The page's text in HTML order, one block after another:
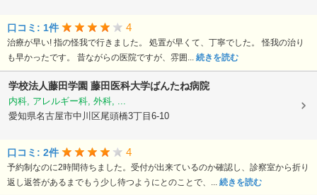
口コミ: 1件 4
治療が早い! 指の怪我で行きました。 処置が早くて、丁寧でした。 怪我の治り
も早かったです。 昔ながらの医院ですが、雰囲... 続きを読む
学校法人藤田学園 藤田医科大学ばんたね病院
内科, アレルギー科, 外科, ...
愛知県名古屋市中川区尾頭橋3丁目6-10
口コミ: 2件 4
予約制なのに2時間待ちました。受付が出来ているのか確認し、診察室から折り
返し返答があるまでもう少し待つようにとのことで、... 続きを読む